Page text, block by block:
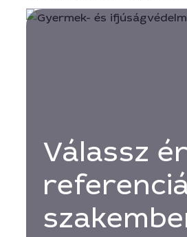
Válassz